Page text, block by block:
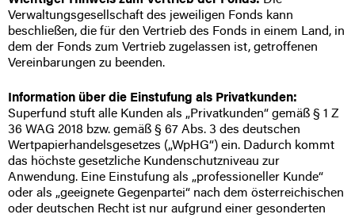
Verwaltungsgesellschaft des jeweiligen Fonds kann
beschließen, die für den Vertrieb des Fonds in einem Land, in
dem der Fonds zum Vertrieb zugelassen ist, getroffenen
Vereinbarungen zu beenden.
Information über die Einstufung als Privatkunden:
Superfund stuft alle Kunden als „Privatkunden“ gemäß § 1 Z
36 WAG 2018 bzw. gemäß § 67 Abs. 3 des deutschen
Wertpapierhandelsgesetzes („WpHG“) ein. Dadurch kommt
das höchste gesetzliche Kundenschutzniveau zur
Anwendung. Eine Einstufung als „professioneller Kunde“
oder als „geeignete Gegenpartei“ nach dem österreichischen
oder deutschen Recht ist nur aufgrund einer gesonderten